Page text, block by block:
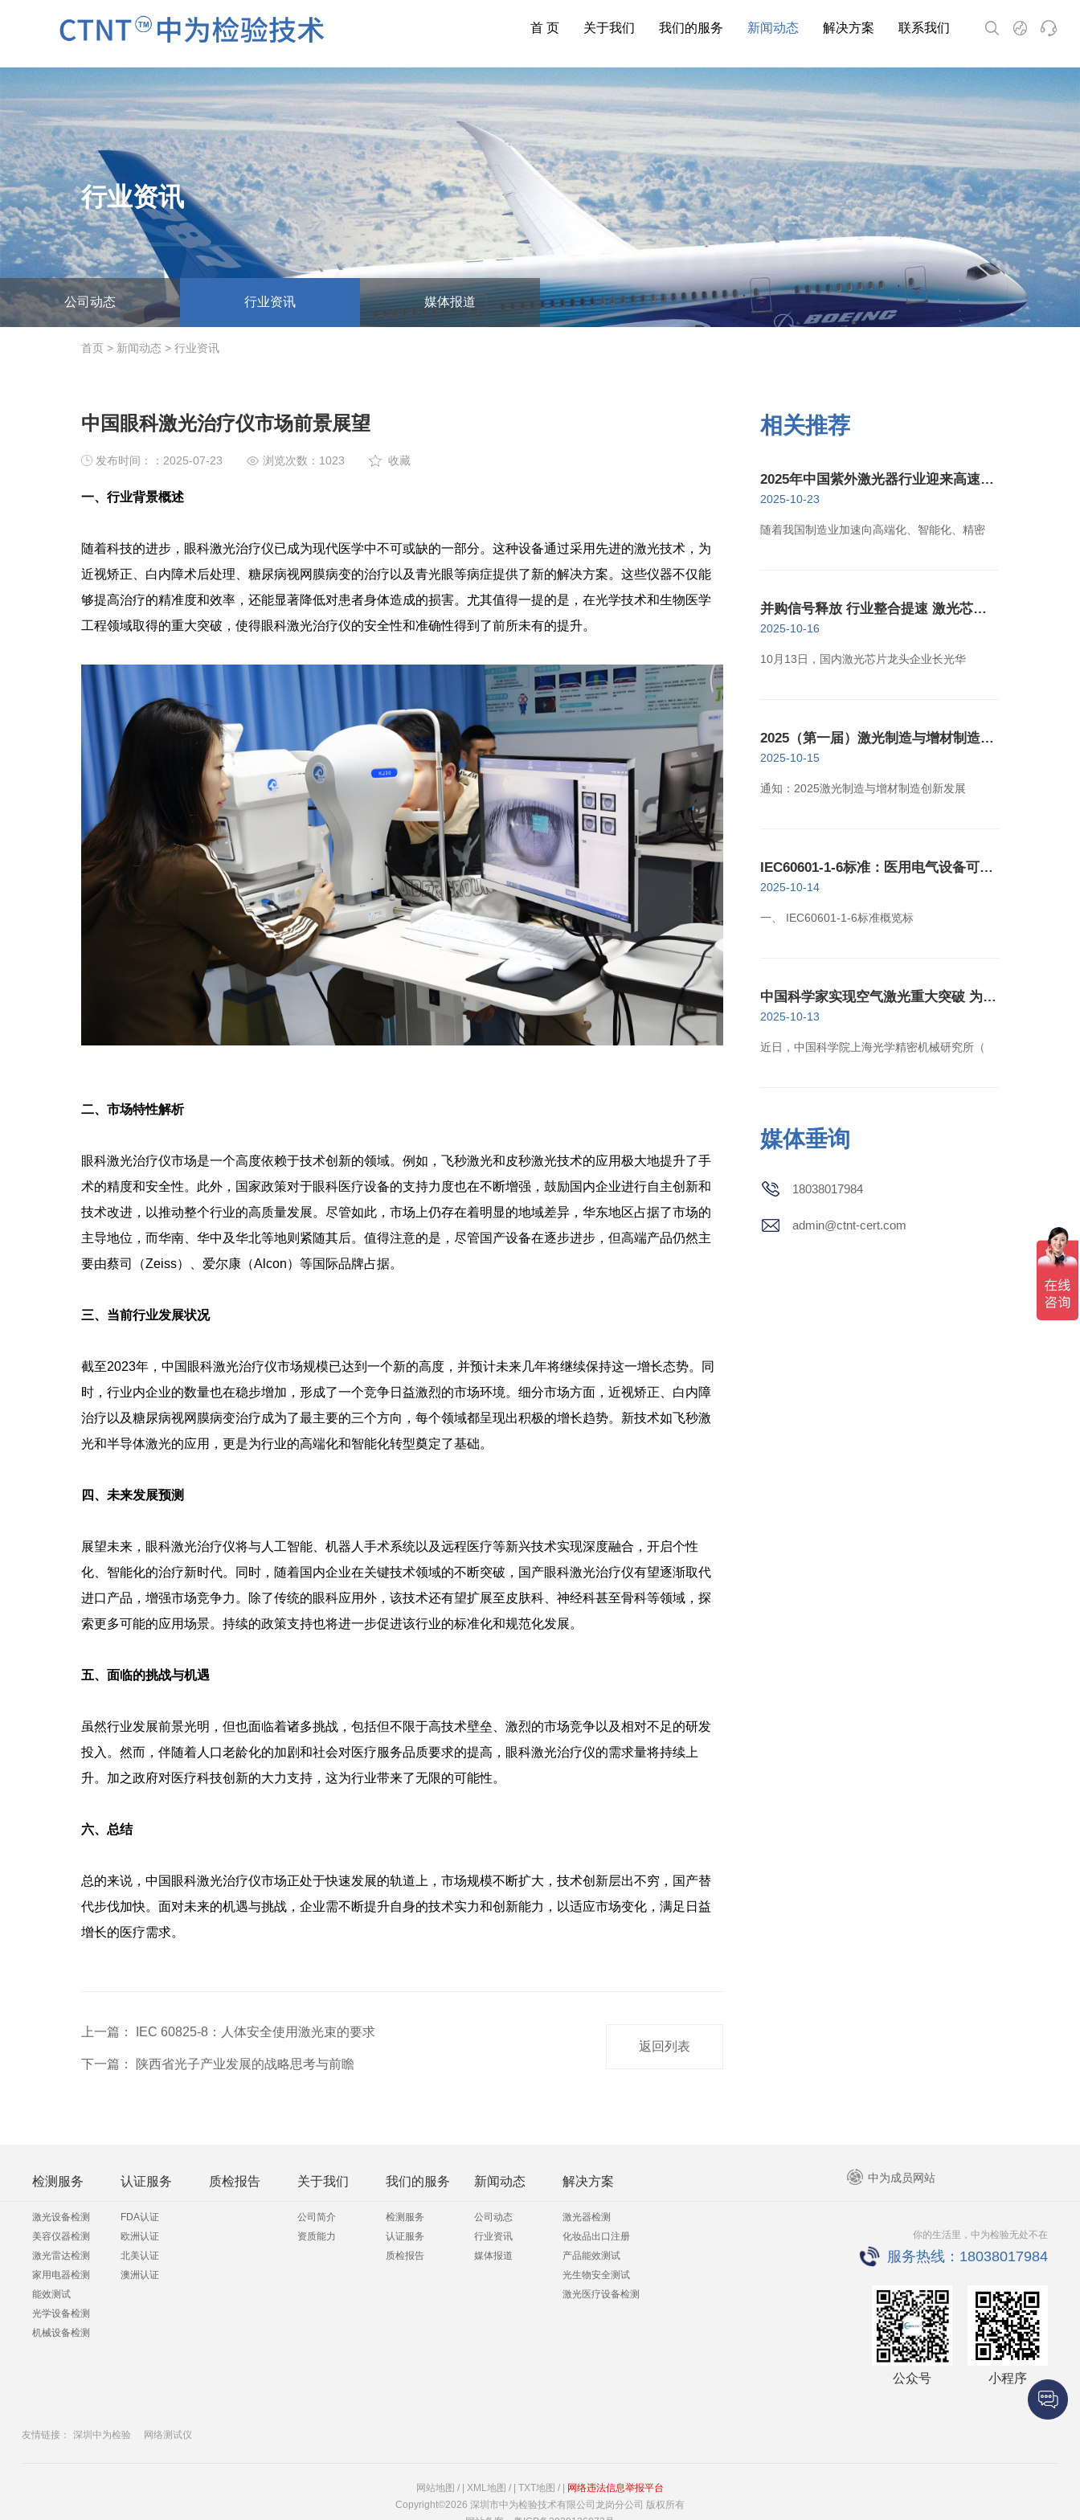
首 页 关于我们 我们的服务 新闻动态 解决方案 联系我们
行业资讯
公司动态 行业资讯 媒体报道
首页> 新闻动态> 行业资讯
中国眼科激光治疗仪市场前景展望
发布时间：：2025-07-23 浏览次数： 1023 收藏
一、行业背景概述
随着科技的进步，眼科激光治疗仪已成为现代医学中不可或缺的一部分。这种设备通过采用先进的激光技术，为
近视矫正、白内障术后处理、糖尿病视网膜病变的治疗以及青光眼等病症提供了新的解决方案。这些仪器不仅能
够提高治疗的精准度和效率，还能显著降低对患者身体造成的损害。尤其值得一提的是，在光学技术和生物医学
工程领域取得的重大突破，使得眼科激光治疗仪的安全性和准确性得到了前所未有的提升。
二、市场特性解析
眼科激光治疗仪市场是一个高度依赖于技术创新的领域。例如，飞秒激光和皮秒激光技术的应用极大地提升了手
术的精度和安全性。此外，国家政策对于眼科医疗设备的支持力度也在不断增强，鼓励国内企业进行自主创新和
技术改进，以推动整个行业的高质量发展。尽管如此，市场上仍存在着明显的地域差异，华东地区占据了市场的
主导地位，而华南、华中及华北等地则紧随其后。值得注意的是，尽管国产设备在逐步进步，但高端产品仍然主
要由蔡司（Zeiss）、爱尔康（Alcon）等国际品牌占据。
三、当前行业发展状况
截至2023年，中国眼科激光治疗仪市场规模已达到一个新的高度，并预计未来几年将继续保持这一增长态势。同
时，行业内企业的数量也在稳步增加，形成了一个竞争日益激烈的市场环境。细分市场方面，近视矫正、白内障
治疗以及糖尿病视网膜病变治疗成为了最主要的三个方向，每个领域都呈现出积极的增长趋势。新技术如飞秒激
光和半导体激光的应用，更是为行业的高端化和智能化转型奠定了基础。
四、未来发展预测
展望未来，眼科激光治疗仪将与人工智能、机器人手术系统以及远程医疗等新兴技术实现深度融合，开启个性
化、智能化的治疗新时代。同时，随着国内企业在关键技术领域的不断突破，国产眼科激光治疗仪有望逐渐取代
进口产品，增强市场竞争力。除了传统的眼科应用外，该技术还有望扩展至皮肤科、神经科甚至骨科等领域，探
索更多可能的应用场景。持续的政策支持也将进一步促进该行业的标准化和规范化发展。
五、面临的挑战与机遇
虽然行业发展前景光明，但也面临着诸多挑战，包括但不限于高技术壁垒、激烈的市场竞争以及相对不足的研发
投入。然而，伴随着人口老龄化的加剧和社会对医疗服务品质要求的提高，眼科激光治疗仪的需求量将持续上
升。加之政府对医疗科技创新的大力支持，这为行业带来了无限的可能性。
六、总结
总的来说，中国眼科激光治疗仪市场正处于快速发展的轨道上，市场规模不断扩大，技术创新层出不穷，国产替
代步伐加快。面对未来的机遇与挑战，企业需不断提升自身的技术实力和创新能力，以适应市场变化，满足日益
增长的医疗需求。
上一篇： IEC 60825-8：人体安全使用激光束的要求
下一篇： 陕西省光子产业发展的战略思考与前瞻
返回列表
相关推荐
2025年中国紫外激光器行业迎来高速增
长新阶段
2025-10-23
随着我国制造业加速向高端化、智能化、精密
并购信号释放 行业整合提速 激光芯片
产业迈向高质量发展新阶段
2025-10-16
10月13日，国内激光芯片龙头企业长光华
2025（第一届）激光制造与增材制造创
新发展大会11月29日举办
2025-10-15
通知：2025激光制造与增材制造创新发展
IEC60601-1-6标准：医用电气设备可用
性检测
2025-10-14
一、 IEC60601-1-6标准概览标
中国科学家实现空气激光重大突破 为高
灵敏气体探测开辟新路径
2025-10-13
近日，中国科学院上海光学精密机械研究所（
媒体垂询
18038017984
admin@ctnt-cert.com
检测服务
激光设备检测
美容仪器检测
激光雷达检测
家用电器检测
能效测试
光学设备检测
机械设备检测
认证服务
FDA认证
欧洲认证
北美认证
澳洲认证
质检报告 关于我们
公司简介
资质能力
我们的服务
检测服务
认证服务
质检报告
新闻动态
公司动态
行业资讯
媒体报道
解决方案
激光器检测
化妆品出口注册
产品能效测试
光生物安全测试
激光医疗设备检测
中为成员网站
你的生活里，中为检验无处不在
服务热线：18038017984
公众号 小程序
友情链接： 深圳中为检验 网络测试仪
网站地图 / XML地图 / TXT地图 /
网络违法信息举报平台
Copyright©2026 深圳市中为检验技术有限公司龙岗分公司 版权所有